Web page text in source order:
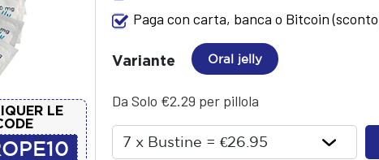
LE
Paga con carta, banca o Bitcoin
Variante Oral jelly
Da Solo €2.29 per pillola